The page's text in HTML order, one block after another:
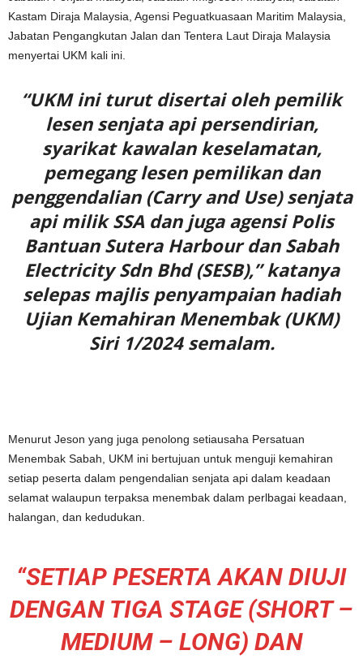
Kastam Diraja Malaysia, Agensi Peguatkuasaan Maritim Malaysia,
Jabatan Pengangkutan Jalan dan Tentera Laut Diraja Malaysia
menyertai UKM kali ini.
“UKM ini turut disertai oleh pemilik
lesen senjata api persendirian,
syarikat kawalan keselamatan,
pemegang lesen pemilikan dan
penggendalian (Carry and Use) senjata
api milik SSA dan juga agensi Polis
Bantuan Sutera Harbour dan Sabah
Electricity Sdn Bhd (SESB),” katanya
selepas majlis penyampaian hadiah
Ujian Kemahiran Menembak (UKM)
Siri 1/2024 semalam.
Menurut Jeson yang juga penolong setiausaha Persatuan
Menembak Sabah, UKM ini bertujuan untuk menguji kemahiran
setiap peserta dalam pengendalian senjata api dalam keadaan
selamat walaupun terpaksa menembak dalam perlbagai keadaan,
halangan, dan kedudukan.
“SETIAP PESERTA AKAN DIUJI
DENGAN TIGA STAGE (SHORT –
MEDIUM – LONG) DAN